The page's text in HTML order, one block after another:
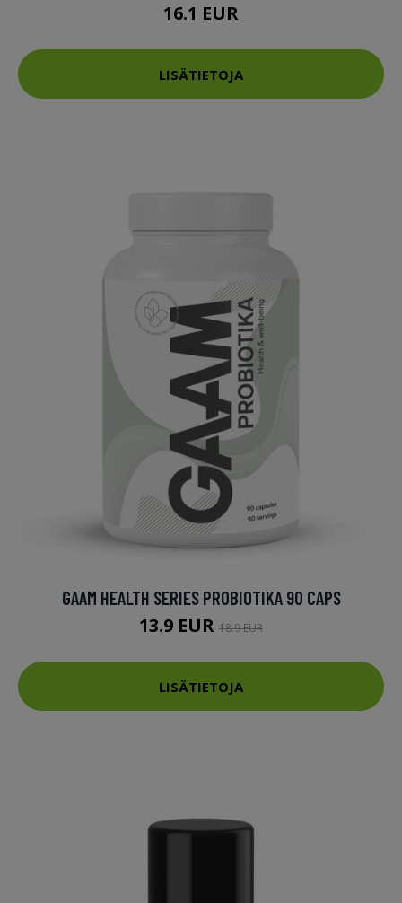
16.1 EUR
LISÄTIETOJA
GAAM HEALTH SERIES PROBIOTIKA 90 CAPS
13.9 EUR 18.9 EUR
LISÄTIETOJA